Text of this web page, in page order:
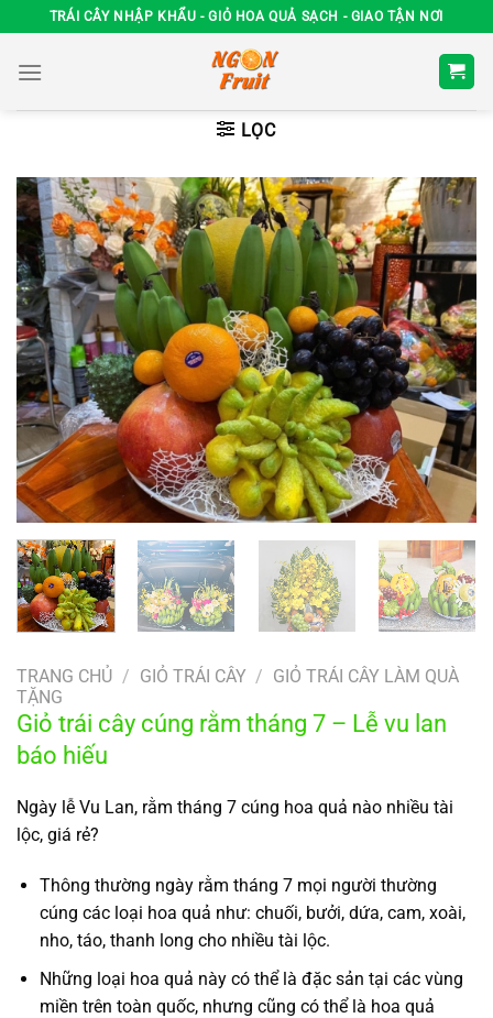
Chuyển
đến
nội
TRÁI CÂY NHẬP KHẨU - GIỎ HOA QUẢ SẠCH - GIAO TẬN NƠI
LỌC
TRANG CHỦ / GIỎ TRÁI CÂY / GIỎ TRÁI CÂY LÀM QUÀ
TẶNG
Giỏ trái cây cúng rằm tháng 7 – Lễ vu lan
báo hiếu
Ngày lễ Vu Lan, rằm tháng 7 cúng hoa quả nào nhiều tài
lộc, giá rẻ?
Thông thường ngày rằm tháng 7 mọi người thường
cúng các loại hoa quả như: chuối, bưởi, dứa, cam, xoài,
nho, táo, thanh long cho nhiều tài lộc.
Những loại hoa quả này có thể là đặc sản tại các vùng
miền trên toàn quốc, nhưng cũng có thể là hoa quả